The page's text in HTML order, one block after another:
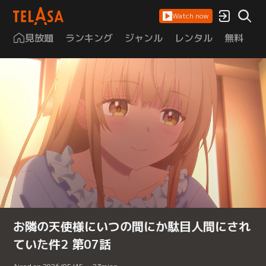
Watch now
見放題 ランキング ジャンル レンタル 無料
お隣の天使様にいつの間にか駄目人間にされ
ていた件2 第07話